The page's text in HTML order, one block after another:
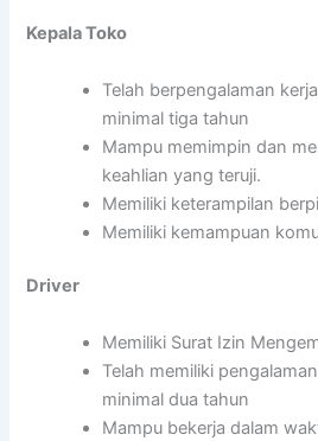
Kepala Toko
Telah berpengalaman
minimal tiga tahun
Mampu memimpin dan
keahlian yang teruji.
Memiliki keterampilan
Memiliki kemampuan
Driver
Memiliki Surat Izin
Telah memiliki
minimal dua tahun
Mampu bekerja dalam